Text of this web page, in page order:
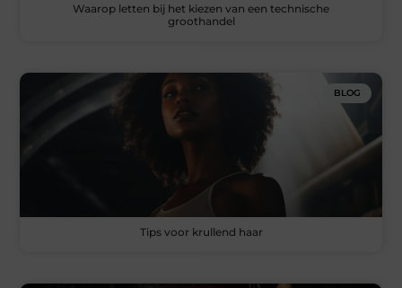
Waarop letten bij het kiezen van een technische
groothandel
BLOG
Tips voor krullend haar